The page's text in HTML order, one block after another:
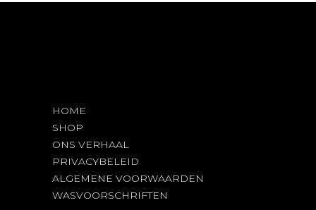
HOME
SHOP
ONS VERHAAL
PRIVACYBELEID
ALGEMENE VOORWAARDEN
WASVOORSCHRIFTEN